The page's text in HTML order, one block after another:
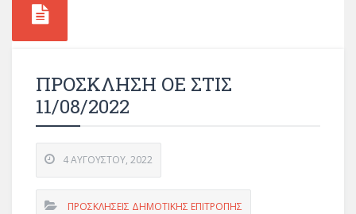
ΠΡΟΣΚΛΗΣΗ ΟΕ ΣΤΙΣ
11/08/2022
4 ΑΥΓΟΎΣΤΟΥ, 2022
ΠΡΟΣΚΛΗΣΕΙΣ ΔΗΜΟΤΙΚΗΣ ΕΠΙΤΡΟΠΗΣ